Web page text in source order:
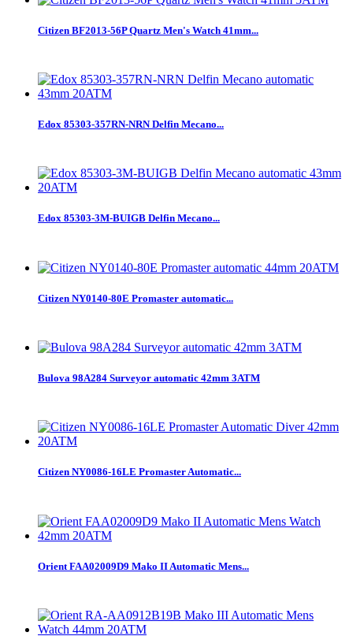
Citizen BF2013-56P Quartz Men's Watch 41mm...
Edox 85303-357RN-NRN Delfin Mecano...
Edox 85303-3M-BUIGB Delfin Mecano...
Citizen NY0140-80E Promaster automatic...
Bulova 98A284 Surveyor automatic 42mm 3ATM
Citizen NY0086-16LE Promaster Automatic...
Orient FAA02009D9 Mako II Automatic Mens...